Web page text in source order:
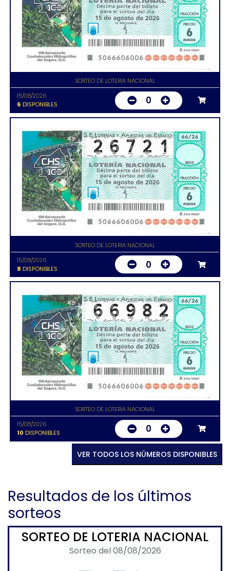
SORTEO DE LOTERIA NACIONAL
15/08/2026
6 DISPONIBLES 0
SORTEO DE LOTERIA NACIONAL
15/08/2026
8 DISPONIBLES 0
SORTEO DE LOTERIA NACIONAL
15/08/2026
10 DISPONIBLES 0
VER TODOS LOS NÚMEROS DISPONIBLES
Resultados de los últimos
sorteos
SORTEO DE LOTERIA NACIONAL
Sorteo del 08/08/2026